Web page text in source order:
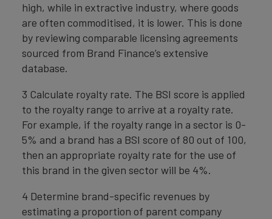
high, while in extractive industry, where goods
are often commoditised, it is lower. This is done
by reviewing comparable licensing agreements
sourced from Brand Finance’s extensive
database.
3 Calculate royalty rate. The BSI score is applied
to the royalty range to arrive at a royalty rate.
For example, if the royalty range in a sector is 0-
5% and a brand has a BSI score of 80 out of 100,
then an appropriate royalty rate for the use of
this brand in the given sector will be 4%.
4 Determine brand-specific revenues by
estimating a proportion of parent company